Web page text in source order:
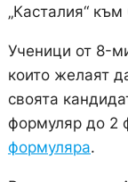
„Касталия“
Ученици от 8-
които желаят
своята
формуляр до 2
формуляра.